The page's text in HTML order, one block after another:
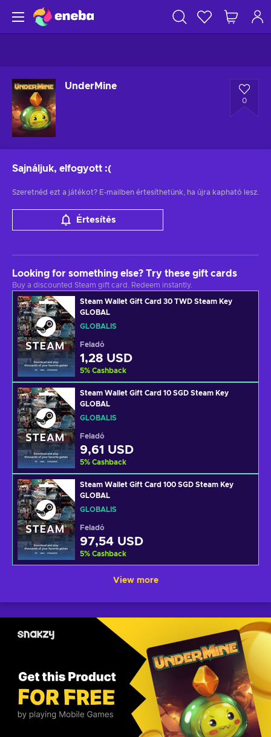
UnderMine
0
Sajnáljuk, elfogyott :(
Szeretnéd ezt a játékot? E-mailben értesíthetünk, ha újra kapható lesz.
Értesítés
Looking for something else? Try these gift cards
Buy a discounted Steam gift card. Redeem instantly.
Steam Wallet Gift Card 30 TWD Steam Key
GLOBAL
GLOBÁLIS
Feladó
1,28 USD
5% Cashback
Steam Wallet Gift Card 10 SGD Steam Key
GLOBAL
GLOBÁLIS
Feladó
9,61 USD
5% Cashback
Steam Wallet Gift Card 100 SGD Steam Key
GLOBAL
GLOBÁLIS
Feladó
97,54 USD
5% Cashback
View more